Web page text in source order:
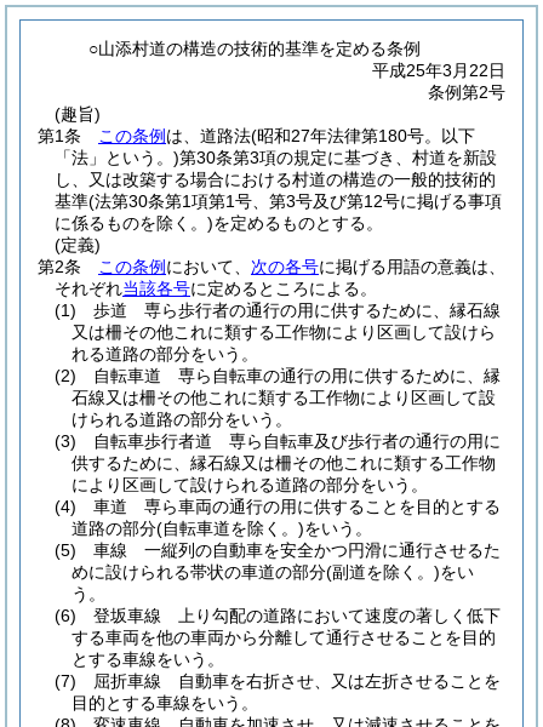
○山添村道の構造の技術的基準を定める条例
平成25年3月22日
条例第2号
(趣旨)
第1条
この条例 は、道路法(昭和27年法律第180号。以下
「法」という。)第30条第3項の規定に基づき、村道を新設
し、又は改築する場合における村道の構造の一般的技術的
基準(法第30条第1項第1号、第3号及び第12号に掲げる事項
に係るものを除く。)を定めるものとする。
(定義)
第2条
この条例 において、 次の各号に掲げる用語の意義は、
それぞれ当該各号に定めるところによる。
(1)
歩道 専ら歩行者の通行の用に供するために、縁石線
又は柵その他これに類する工作物により区画して設けら
れる道路の部分をいう。
(2)
自転車道 専ら自転車の通行の用に供するために、縁
石線又は柵その他これに類する工作物により区画して設
けられる道路の部分をいう。
(3)
自転車歩行者道 専ら自転車及び歩行者の通行の用に
供するために、縁石線又は柵その他これに類する工作物
により区画して設けられる道路の部分をいう。
(4)
車道 専ら車両の通行の用に供することを目的とする
道路の部分(自転車道を除く。)をいう。
(5)
車線 一縦列の自動車を安全かつ円滑に通行させるた
めに設けられる帯状の車道の部分(副道を除く。)をい
う。
(6)
登坂車線 上り勾配の道路において速度の著しく低下
する車両を他の車両から分離して通行させることを目的
とする車線をいう。
(7)
屈折車線 自動車を右折させ、又は左折させることを
目的とする車線をいう。